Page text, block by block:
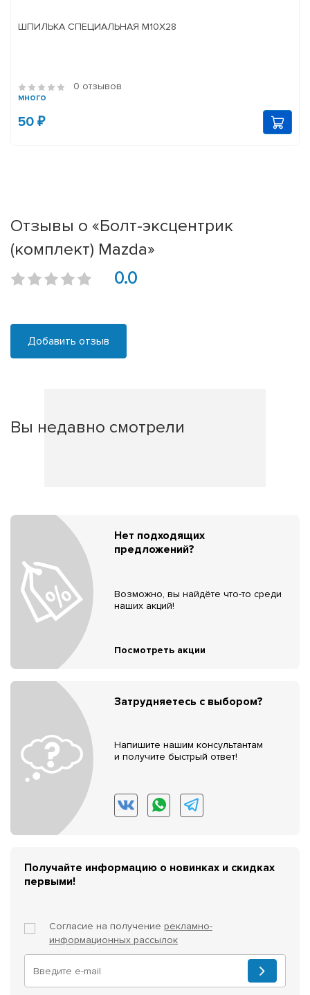
ШПИЛЬКА СПЕЦИАЛЬНАЯ М10Х28
0 отзывов
много
50 ₽
Отзывы о «Болт-эксцентрик
(комплект) Mazda»
0.0
Добавить отзыв
Вы недавно смотрели
Нет подходящих
предложений?
Возможно, вы найдёте что-то среди
наших акций!
Посмотреть акции
Затрудняетесь с выбором?
Напишите нашим консультантам
и получите быстрый ответ!
Получайте информацию о новинках и скидках
первыми!
Согласие на получение рекламно-
информационных рассылок